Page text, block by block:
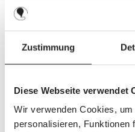
Zustimmung
Diese Webseite verwendet
Wir verwenden Cookies,
personalisieren, Funktionen